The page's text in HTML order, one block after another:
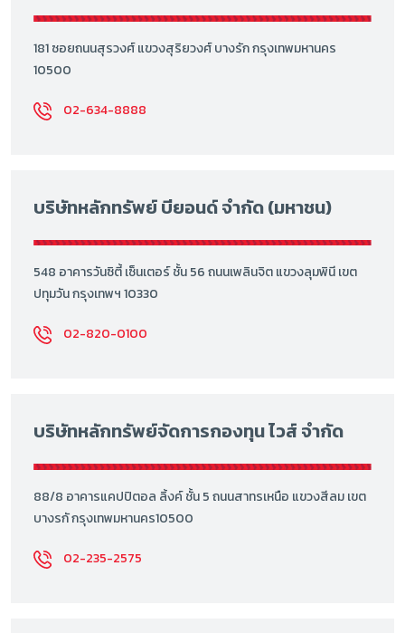
181 ซอยถนนสุรวงศ์ แขวงสุริยวงศ์ บางรัก กรุงเทพมหานคร
10500
02-634-8888
บริษัทหลักทรัพย์ บียอนด์ จำกัด (มหาชน)
548 อาคารวันซิตี้ เซ็นเตอร์ ชั้น 56 ถนนเพลินจิต แขวงลุมพินี เขต
ปทุมวัน กรุงเทพฯ 10330
02-820-0100
บริษัทหลักทรัพย์จัดการกองทุน ไวส์ จำกัด
88/8 อาคารแคปปิตอล ลิ้งค์ ชั้น 5 ถนนสาทรเหนือ แขวงสีลม เขต
บางรกั กรุงเทพมหานคร10500
02-235-2575